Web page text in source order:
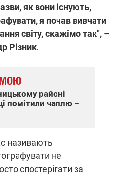
як вони існують,
я почав вивчати
світу, скажімо так", –
Різник.
районі
помітили чаплю –
називають
не
спостерігати за